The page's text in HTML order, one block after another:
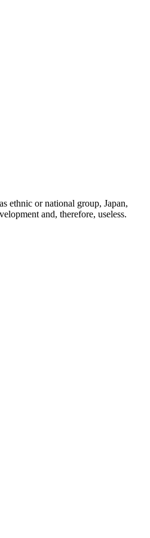
ethnic or national group, Japan,
and, therefore, useless.